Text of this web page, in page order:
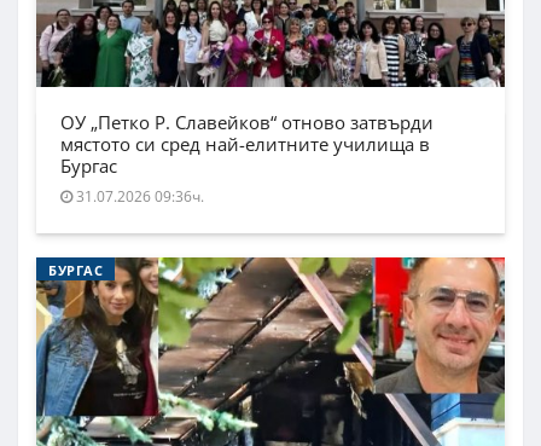
ОУ „Петко Р. Славейков“ отново затвърди
мястото си сред най-елитните училища в
Бургас
31.07.2026 09:36ч.
БУРГАС